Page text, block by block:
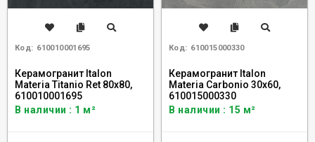
Код: 610010001695
Керамогранит Italon
Materia Titanio Ret 80x80,
610010001695
В наличии : 1 м²
Код: 610015000330
Керамогранит Italon
Materia Carbonio 30x60,
610015000330
В наличии : 15 м²